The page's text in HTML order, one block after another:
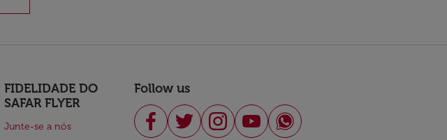
FIDELIDADE DO
SAFAR FLYER
Junte-se a nós
Follow us